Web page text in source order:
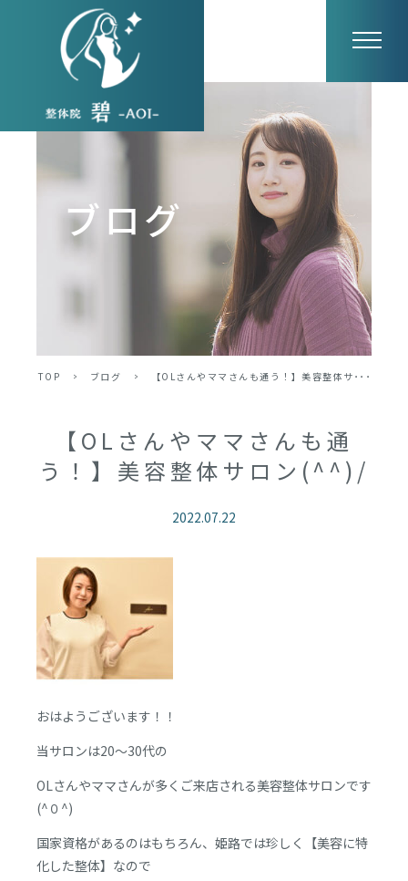
ブログ
TOP > ブログ > 【OLさんやママさんも通う！】美容整体サ･･･
【OLさんやママさんも通
う！】美容整体サロン(^^)/
2022.07.22
おはようございます！！
当サロンは20～30代の
OLさんやママさんが多くご来店される美容整体サロンです
(^０^)
国家資格があるのはもちろん、姫路では珍しく【美容に特
化した整体】なので